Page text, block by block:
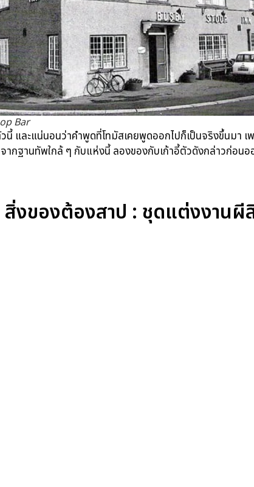
Bar
และแน่นอนว่าคำพูดที่โทมัสเคยพูดออกไปก็เป็นจริงขึ้นมา เ
กฐานทัพใกล้ ๆ กับแห่งนี้ ลองของกับเก้าอี้ตัวดังกล่าวก่อนอ
สิ่งของต้องสาป : ชุดแต่งงานผี